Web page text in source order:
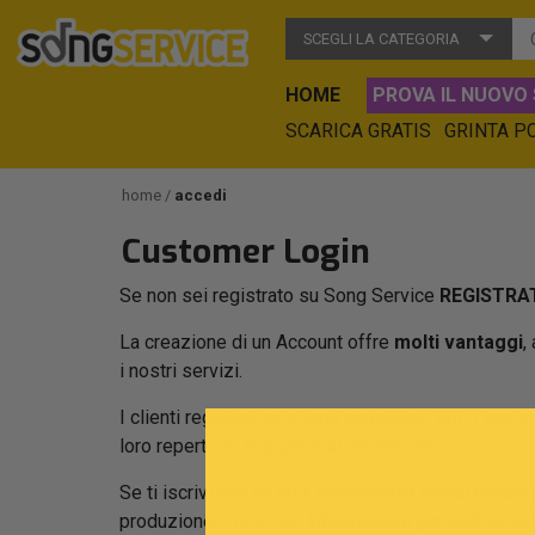
SCEGLI LA CATEGORIA
HOME PROVA IL NUOVO
SCARICA GRATIS
GRINTA
home accedi
Customer Login
Se non sei registrato su Song Service
La creazione di un Account offre molti vantaggi,
i nostri servizi.
I clienti registrati possono consultare tutti i loro
loro repertorio in
Se ti iscrivi alla
potrai
produzione e ricevere informazioni puntuali su